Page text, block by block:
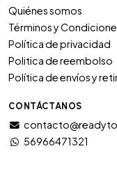
Quiénes somos
Términos y
Política de privacidad
Politica de reembolso
Política de envíos y
CONTÁCTANOS
56966471321